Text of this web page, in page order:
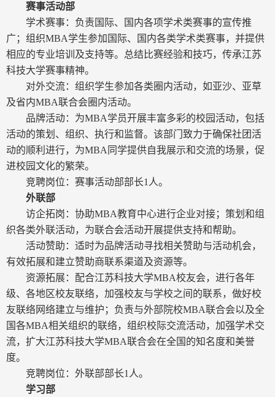
赛事活动部
学术赛事：负责国际、国内各项学术类赛事的宣传推
广；组织MBA学生参加国际、国内各类学术类赛事，并提供
相应的专业培训及支持等。总结比赛经验和技巧，传承江苏
科技大学赛事精神。
对外交流：组织学生参加各类圈内活动，如亚沙、亚草
及省内MBA联合会圈内活动。
品牌活动：为MBA学员开展丰富多彩的校园活动，包括
活动的策划、组织、执行和监督。该部门致力于确保社团活
动的顺利进行，为MBA 同学提供自我展示和交流的场景，促
进校园文化的繁荣。
竞聘岗位：赛事活动部部长1 人。
外联部
访企拓岗：协助MBA教育中心进行企业对接；策划和组
织各类外联活动，为联合会活动开展提供支持和帮助。
活动赞助：适时为品牌活动寻找相关赞助与活动机会，
有效拓展和建立赞助商联系渠道及资源等。
资源拓展：配合江苏科技大学MBA校友会，进行各年
级、各地区校友联络，加强校友与学校之间的联系，做好校
友联络网络建立与维护；负责与外部院校MBA联合会以及全
国各MBA相关组织的联络，组织校际交流活动，加强学术交
流，扩大江苏科技大学MBA联合会在全国的知名度和美誉
度。
竞聘岗位：外联部部长1 人。
学习部